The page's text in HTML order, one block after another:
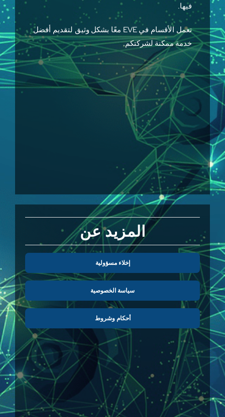
فيها.
تعمل الأقسام في EVE معًا بشكل وثيق لتقديم أفضل
خدمة ممكنة لشركتكم.
المزيد عن
إخلاء مسؤولية
سياسة الخصوصية
أحكام وشروط